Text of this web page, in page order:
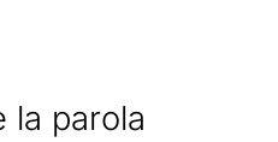
la parola